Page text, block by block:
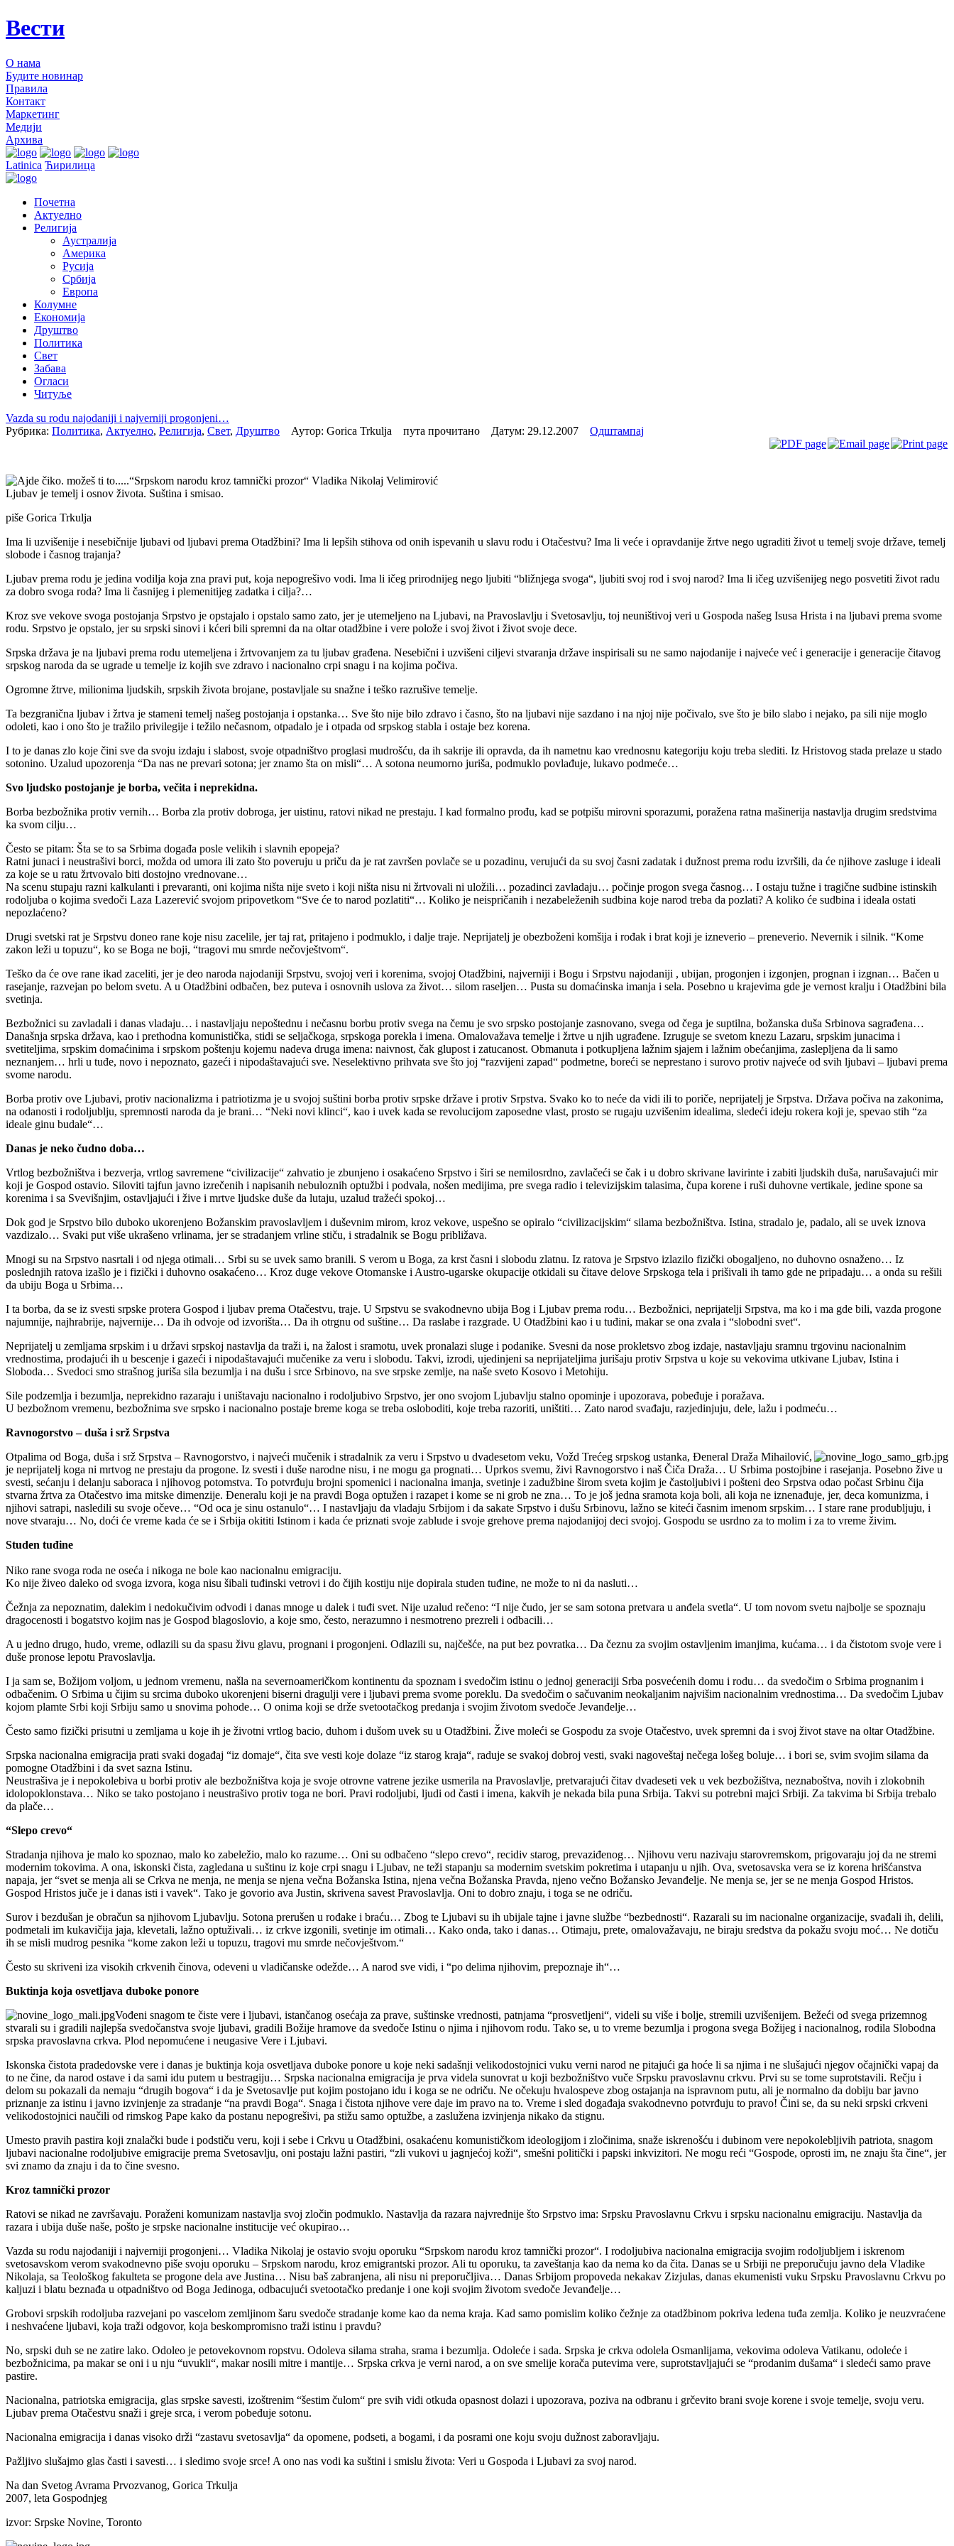
Вести
О нама
Будите новинар
Правила
Контакт
Маркетинг
Медији
Архива
Latinica Ћирилица
Почетна
Актуелно
Религија
Аустралија
Америка
Русија
Србија
Европа
Колумне
Економија
Друштво
Политика
Свет
Забава
Огласи
Читуље
Vazda su rodu najodaniji i najverniji progonjeni…
Рубрика: Политика, Актуелно, Религија, Свет, Друштво Аутор: Gorica Trkulja пута прочитано Датум: 29.12.2007 Одштампај
“Srpskom narodu kroz tamnički prozor“ Vladika Nikolaj Velimirović
Ljubav je temelj i osnov života. Suština i smisao.
piše Gorica Trkulja
Ima li uzvišenije i nesebičnije ljubavi od ljubavi prema Otadžbini? Ima li lepših stihova od onih ispevanih u slavu rodu i Otačestvu? Ima li veće i opravdanije žrtve nego ugraditi život u temelj svoje države, temelj
slobode i časnog trajanja?
Ljubav prema rodu je jedina vodilja koja zna pravi put, koja nepogrešivo vodi. Ima li ičeg prirodnijeg nego ljubiti “bližnjega svoga“, ljubiti svoj rod i svoj narod? Ima li ičeg uzvišenijeg nego posvetiti život radu
za dobro svoga roda? Ima li časnijeg i plemenitijeg zadatka i cilja?…
Kroz sve vekove svoga postojanja Srpstvo je opstajalo i opstalo samo zato, jer je utemeljeno na Ljubavi, na Pravoslavlju i Svetosavlju, toj neuništivoj veri u Gospoda našeg Isusa Hrista i na ljubavi prema svome
rodu. Srpstvo je opstalo, jer su srpski sinovi i kćeri bili spremni da na oltar otadžbine i vere polože i svoj život i život svoje dece.
Srpska država je na ljubavi prema rodu utemeljena i žrtvovanjem za tu ljubav građena. Nesebični i uzvišeni ciljevi stvaranja države inspirisali su ne samo najodanije i najveće već i generacije i generacije čitavog
srpskog naroda da se ugrade u temelje iz kojih sve zdravo i nacionalno crpi snagu i na kojima počiva.
Ogromne žtrve, milionima ljudskih, srpskih života brojane, postavljale su snažne i teško razrušive temelje.
Ta bezgranična ljubav i žrtva je stameni temelj našeg postojanja i opstanka… Sve što nije bilo zdravo i časno, što na ljubavi nije sazdano i na njoj nije počivalo, sve što je bilo slabo i nejako, pa sili nije moglo
odoleti, kao i ono što je tražilo privilegije i težilo nečasnom, otpadalo je i otpada od srpskog stabla i ostaje bez korena.
I to je danas zlo koje čini sve da svoju izdaju i slabost, svoje otpadništvo proglasi mudrošću, da ih sakrije ili opravda, da ih nametnu kao vrednosnu kategoriju koju treba slediti. Iz Hristovog stada prelaze u stado
sotonino. Uzalud upozorenja “Da nas ne prevari sotona; jer znamo šta on misli“… A sotona neumorno juriša, podmuklo povlađuje, lukavo podmeće…
Svo ljudsko postojanje je borba, večita i neprekidna.
Borba bezbožnika protiv vernih… Borba zla protiv dobroga, jer uistinu, ratovi nikad ne prestaju. I kad formalno prođu, kad se potpišu mirovni sporazumi, poražena ratna mašinerija nastavlja drugim sredstvima
ka svom cilju…
Često se pitam: Šta se to sa Srbima događa posle velikih i slavnih epopeja?
Ratni junaci i neustrašivi borci, možda od umora ili zato što poveruju u priču da je rat završen povlače se u pozadinu, verujući da su svoj časni zadatak i dužnost prema rodu izvršili, da će njihove zasluge i ideali
za koje se u ratu žrtvovalo biti dostojno vrednovane…
Na scenu stupaju razni kalkulanti i prevaranti, oni kojima ništa nije sveto i koji ništa nisu ni žrtvovali ni uložili… pozadinci zavladaju… počinje progon svega časnog… I ostaju tužne i tragične sudbine istinskih
rodoljuba o kojima svedoči Laza Lazerević svojom pripovetkom “Sve će to narod pozlatiti“… Koliko je neispričanih i nezabeleženih sudbina koje narod treba da pozlati? A koliko će sudbina i ideala ostati
nepozlaćeno?
Drugi svetski rat je Srpstvu doneo rane koje nisu zacelile, jer taj rat, pritajeno i podmuklo, i dalje traje. Neprijatelj je obezboženi komšija i rođak i brat koji je izneverio – preneverio. Nevernik i silnik. “Kome
zakon leži u topuzu“, ko se Boga ne boji, “tragovi mu smrde nečovještvom“.
Teško da će ove rane ikad zaceliti, jer je deo naroda najodaniji Srpstvu, svojoj veri i korenima, svojoj Otadžbini, najverniji i Bogu i Srpstvu najodaniji , ubijan, progonjen i izgonjen, prognan i izgnan… Bačen u
rasejanje, razvejan po belom svetu. A u Otadžbini odbačen, bez puteva i osnovnih uslova za život… silom raseljen… Pusta su domaćinska imanja i sela. Posebno u krajevima gde je vernost kralju i Otadžbini bila
svetinja.
Bezbožnici su zavladali i danas vladaju… i nastavljaju nepoštednu i nečasnu borbu protiv svega na čemu je svo srpsko postojanje zasnovano, svega od čega je suptilna, božanska duša Srbinova sagrađena…
Današnja srpska država, kao i prethodna komunistička, stidi se seljačkoga, srpskoga porekla i imena. Omalovažava temelje i žrtve u njih ugrađene. Izruguje se svetom knezu Lazaru, srpskim junacima i
svetiteljima, srpskim domaćinima i srpskom poštenju kojemu nadeva druga imena: naivnost, čak glupost i zatucanost. Obmanuta i potkupljena lažnim sjajem i lažnim obećanjima, zaslepljena da li samo
neznanjem… hrli u tuđe, novo i nepoznato, gazeći i nipodaštavajući sve. Neselektivno prihvata sve što joj “razvijeni zapad“ podmetne, boreći se neprestano i surovo protiv najveće od svih ljubavi – ljubavi prema
svome narodu.
Borba protiv ove Ljubavi, protiv nacionalizma i patriotizma je u svojoj suštini borba protiv srpske države i protiv Srpstva. Svako ko to neće da vidi ili to poriče, neprijatelj je Srpstva. Država počiva na zakonima,
na odanosti i rodoljublju, spremnosti naroda da je brani… “Neki novi klinci“, kao i uvek kada se revolucijom zaposedne vlast, prosto se rugaju uzvišenim idealima, sledeći ideju rokera koji je, spevao stih “za
ideale ginu budale“…
Danas je neko čudno doba…
Vrtlog bezbožništva i bezverja, vrtlog savremene “civilizacije“ zahvatio je zbunjeno i osakaćeno Srpstvo i širi se nemilosrdno, zavlačeći se čak i u dobro skrivane lavirinte i zabiti ljudskih duša, narušavajući mir
koji je Gospod ostavio. Siloviti tajfun javno izrečenih i napisanih nebuloznih optužbi i podvala, nošen medijima, pre svega radio i televizijskim talasima, čupa korene i ruši duhovne vertikale, jedine spone sa
korenima i sa Svevišnjim, ostavljajući i žive i mrtve ljudske duše da lutaju, uzalud tražeći spokoj…
Dok god je Srpstvo bilo duboko ukorenjeno Božanskim pravoslavljem i duševnim mirom, kroz vekove, uspešno se opiralo “civilizacijskim“ silama bezbožništva. Istina, stradalo je, padalo, ali se uvek iznova
vazdizalo… Svaki put više ukrašeno vrlinama, jer se stradanjem vrline stiču, i stradalnik se Bogu približava.
Mnogi su na Srpstvo nasrtali i od njega otimali… Srbi su se uvek samo branili. S verom u Boga, za krst časni i slobodu zlatnu. Iz ratova je Srpstvo izlazilo fizički obogaljeno, no duhovno osnaženo… Iz
poslednjih ratova izašlo je i fizički i duhovno osakaćeno… Kroz duge vekove Otomanske i Austro-ugarske okupacije otkidali su čitave delove Srpskoga tela i prišivali ih tamo gde ne pripadaju… a onda su rešili
da ubiju Boga u Srbima…
I ta borba, da se iz svesti srpske protera Gospod i ljubav prema Otačestvu, traje. U Srpstvu se svakodnevno ubija Bog i Ljubav prema rodu… Bezbožnici, neprijatelji Srpstva, ma ko i ma gde bili, vazda progone
najumnije, najhrabrije, najvernije… Da ih odvoje od izvorišta… Da ih otrgnu od suštine… Da raslabe i razgrade. U Otadžbini kao i u tuđini, makar se ona zvala i “slobodni svet“.
Neprijatelj u zemljama srpskim i u državi srpskoj nastavlja da traži i, na žalost i sramotu, uvek pronalazi sluge i podanike. Svesni da nose prokletsvo zbog izdaje, nastavljaju sramnu trgovinu nacionalnim
vrednostima, prodajući ih u bescenje i gazeći i nipodaštavajući mučenike za veru i slobodu. Takvi, izrodi, ujedinjeni sa neprijateljima jurišaju protiv Srpstva u koje su vekovima utkivane Ljubav, Istina i
Sloboda… Svedoci smo strašnog juriša sila bezumlja i na dušu i srce Srbinovo, na sve srpske zemlje, na naše sveto Kosovo i Metohiju.
Sile podzemlja i bezumlja, neprekidno razaraju i uništavaju nacionalno i rodoljubivo Srpstvo, jer ono svojom Ljubavlju stalno opominje i upozorava, pobeđuje i poražava.
U bezbožnom vremenu, bezbožnima sve srpsko i nacionalno postaje breme koga se treba osloboditi, koje treba razoriti, uništiti… Zato narod svađaju, razjedinjuju, dele, lažu i podmeću…
Ravnogorstvo – duša i srž Srpstva
Otpalima od Boga, duša i srž Srpstva – Ravnogorstvo, i najveći mučenik i stradalnik za veru i Srpstvo u dvadesetom veku, Vožd Trećeg srpskog ustanka, Đeneral Draža Mihailović,
je neprijatelj koga ni mrtvog ne prestaju da progone. Iz svesti i duše narodne nisu, i ne mogu ga prognati… Uprkos svemu, živi Ravnogorstvo i naš Čiča Draža… U Srbima postojbine i rasejanja. Posebno žive u
svesti, sećanju i delanju saboraca i njihovog potomstva. To potvrđuju brojni spomenici i nacionalna imanja, svetinje i zadužbine širom sveta kojim je častoljubivi i pošteni deo Srpstva odao počast Srbinu čija
stvarna žrtva za Otačestvo ima mitske dimenzije. Đeneralu koji je na pravdi Boga optužen i razapet i kome se ni grob ne zna… To je još jedna sramota koja boli, ali koja ne iznenađuje, jer, deca komunizma, i
njihovi satrapi, nasledili su svoje očeve… “Od oca je sinu ostanulo“… I nastavljaju da vladaju Srbijom i da sakate Srpstvo i dušu Srbinovu, lažno se kiteći časnim imenom srpskim… I stare rane produbljuju, i
nove stvaraju… No, doći će vreme kada će se i Srbija okititi Istinom i kada će priznati svoje zablude i svoje grehove prema najodanijoj deci svojoj. Gospodu se usrdno za to molim i za to vreme živim.
Studen tuđine
Niko rane svoga roda ne oseća i nikoga ne bole kao nacionalnu emigraciju.
Ko nije živeo daleko od svoga izvora, koga nisu šibali tuđinski vetrovi i do čijih kostiju nije dopirala studen tuđine, ne može to ni da nasluti…
Čežnja za nepoznatim, dalekim i nedokučivim odvodi i danas mnoge u dalek i tuđi svet. Nije uzalud rečeno: “I nije čudo, jer se sam sotona pretvara u anđela svetla“. U tom novom svetu najbolje se spoznaju
dragocenosti i bogatstvo kojim nas je Gospod blagoslovio, a koje smo, često, nerazumno i nesmotreno prezreli i odbacili…
A u jedno drugo, hudo, vreme, odlazili su da spasu živu glavu, prognani i progonjeni. Odlazili su, najčešće, na put bez povratka… Da čeznu za svojim ostavljenim imanjima, kućama… i da čistotom svoje vere i
duše pronose lepotu Pravoslavlja.
I ja sam se, Božijom voljom, u jednom vremenu, našla na severnoameričkom kontinentu da spoznam i svedočim istinu o jednoj generaciji Srba posvećenih domu i rodu… da svedočim o Srbima prognanim i
odbačenim. O Srbima u čijim su srcima duboko ukorenjeni biserni dragulji vere i ljubavi prema svome poreklu. Da svedočim o sačuvanim neokaljanim najvišim nacionalnim vrednostima… Da svedočim Ljubav
kojom plamte Srbi koji Srbiju samo u snovima pohode… O onima koji se drže svetootačkog predanja i svojim životom svedoče Jevanđelje…
Često samo fizički prisutni u zemljama u koje ih je životni vrtlog bacio, duhom i dušom uvek su u Otadžbini. Žive moleći se Gospodu za svoje Otačestvo, uvek spremni da i svoj život stave na oltar Otadžbine.
Srpska nacionalna emigracija prati svaki događaj “iz domaje“, čita sve vesti koje dolaze “iz starog kraja“, raduje se svakoj dobroj vesti, svaki nagoveštaj nečega lošeg boluje… i bori se, svim svojim silama da
pomogne Otadžbini i da svet sazna Istinu.
Neustrašiva je i nepokolebiva u borbi protiv ale bezbožništva koja je svoje otrovne vatrene jezike usmerila na Pravoslavlje, pretvarajući čitav dvadeseti vek u vek bezbožištva, neznaboštva, novih i zlokobnih
idolopoklonstava… Niko se tako postojano i neustrašivo protiv toga ne bori. Pravi rodoljubi, ljudi od časti i imena, kakvih je nekada bila puna Srbija. Takvi su potrebni majci Srbiji. Za takvima bi Srbija trebalo
da plače…
“Slepo crevo“
Stradanja njihova je malo ko spoznao, malo ko zabeležio, malo ko razume… Oni su odbačeno “slepo crevo“, recidiv starog, prevaziđenog… Njihovu veru nazivaju starovremskom, prigovaraju joj da ne stremi
modernim tokovima. A ona, iskonski čista, zagledana u suštinu iz koje crpi snagu i Ljubav, ne teži stapanju sa modernim svetskim pokretima i utapanju u njih. Ova, svetosavska vera se iz korena hrišćanstva
napaja, jer “svet se menja ali se Crkva ne menja, ne menja se njena večna Božanska Istina, njena večna Božanska Pravda, njeno večno Božansko Jevanđelje. Ne menja se, jer se ne menja Gospod Hristos.
Gospod Hristos juče je i danas isti i vavek“. Tako je govorio ava Justin, skrivena savest Pravoslavlja. Oni to dobro znaju, i toga se ne odriču.
Surov i bezdušan je obračun sa njihovom Ljubavlju. Sotona prerušen u rođake i braću… Zbog te Ljubavi su ih ubijale tajne i javne službe “bezbednosti“. Razarali su im nacionalne organizacije, svađali ih, delili,
podmetali im kukavičija jaja, klevetali, lažno optuživali… iz crkve izgonili, svetinje im otimali… Kako onda, tako i danas… Otimaju, prete, omalovažavaju, ne biraju sredstva da pokažu svoju moć… Ne dotiču
ih se misli mudrog pesnika “kome zakon leži u topuzu, tragovi mu smrde nečovještvom.“
Često su skriveni iza visokih crkvenih činova, odeveni u vladičanske odežde… A narod sve vidi, i “po delima njihovim, prepoznaje ih“…
Buktinja koja osvetljava duboke ponore
Vođeni snagom te čiste vere i ljubavi, istančanog osećaja za prave, suštinske vrednosti, patnjama “prosvetljeni“, videli su više i bolje, stremili uzvišenijem. Bežeći od svega prizemnog
stvarali su i gradili najlepša svedočanstva svoje ljubavi, gradili Božije hramove da svedoče Istinu o njima i njihovom rodu. Tako se, u to vreme bezumlja i progona svega Božijeg i nacionalnog, rodila Slobodna
srpska pravoslavna crkva. Plod nepomućene i neugasive Vere i Ljubavi.
Iskonska čistota pradedovske vere i danas je buktinja koja osvetljava duboke ponore u koje neki sadašnji velikodostojnici vuku verni narod ne pitajući ga hoće li sa njima i ne slušajući njegov očajnički vapaj da
to ne čine, da narod ostave i da sami idu putem u bestragiju… Srpska nacionalna emigracija je prva videla sunovrat u koji bezbožništvo vuče Srpsku pravoslavnu crkvu. Prvi su se tome suprotstavili. Rečju i
delom su pokazali da nemaju “drugih bogova“ i da je Svetosavlje put kojim postojano idu i koga se ne odriču. Ne očekuju hvalospeve zbog ostajanja na ispravnom putu, ali je normalno da dobiju bar javno
priznanje za istinu i javno izvinjenje za stradanje “na pravdi Boga“. Snaga i čistota njihove vere daje im pravo na to. Vreme i sled događaja svakodnevno potvrđuju to pravo! Čini se, da su neki srpski crkveni
velikodostojnici naučili od rimskog Pape kako da postanu nepogrešivi, pa stižu samo optužbe, a zaslužena izvinjenja nikako da stignu.
Umesto pravih pastira koji znalački bude i podstiču veru, koji i sebe i Crkvu u Otadžbini, osakaćenu komunističkom ideologijom i zločinima, snaže iskrenošću i dubinom vere nepokolebljivih patriota, snagom
ljubavi nacionalne rodoljubive emigracije prema Svetosavlju, oni postaju lažni pastiri, “zli vukovi u jagnjećoj koži“, smešni politički i papski inkvizitori. Ne mogu reći “Gospode, oprosti im, ne znaju šta čine“, jer
svi znamo da znaju i da to čine svesno.
Kroz tamnički prozor
Ratovi se nikad ne završavaju. Poraženi komunizam nastavlja svoj zločin podmuklo. Nastavlja da razara najvrednije što Srpstvo ima: Srpsku Pravoslavnu Crkvu i srpsku nacionalnu emigraciju. Nastavlja da
razara i ubija duše naše, pošto je srpske nacionalne institucije već okupirao…
Vazda su rodu najodaniji i najverniji progonjeni… Vladika Nikolaj je ostavio svoju oporuku “Srpskom narodu kroz tamnički prozor“. I rodoljubiva nacionalna emigracija svojim rodoljubljem i iskrenom
svetosavskom verom svakodnevno piše svoju oporuku – Srpskom narodu, kroz emigrantski prozor. Ali tu oporuku, ta zaveštanja kao da nema ko da čita. Danas se u Srbiji ne preporučuju javno dela Vladike
Nikolaja, sa Teološkog fakulteta se progone dela ave Justina… Nisu baš zabranjena, ali nisu ni preporučljiva… Danas Srbijom propoveda nekakav Zizjulas, danas ekumenisti vuku Srpsku Pravoslavnu Crkvu po
kaljuzi i blatu beznađa u otpadništvo od Boga Jedinoga, odbacujući svetootačko predanje i one koji svojim životom svedoče Jevanđelje…
Grobovi srpskih rodoljuba razvejani po vascelom zemljinom šaru svedoče stradanje kome kao da nema kraja. Kad samo pomislim koliko čežnje za otadžbinom pokriva ledena tuđa zemlja. Koliko je neuzvraćene
i neshvaćene ljubavi, koja traži odgovor, koja beskompromisno traži istinu i pravdu?
No, srpski duh se ne zatire lako. Odoleo je petovekovnom ropstvu. Odoleva silama straha, srama i bezumlja. Odoleće i sada. Srpska je crkva odolela Osmanlijama, vekovima odoleva Vatikanu, odoleće i
bezbožnicima, pa makar se oni i u nju “uvukli“, makar nosili mitre i mantije… Srpska crkva je verni narod, a on sve smelije korača putevima vere, suprotstavljajući se “prodanim dušama“ i sledeći samo prave
pastire.
Nacionalna, patriotska emigracija, glas srpske savesti, izoštrenim “šestim čulom“ pre svih vidi otkuda opasnost dolazi i upozorava, poziva na odbranu i grčevito brani svoje korene i svoje temelje, svoju veru.
Ljubav prema Otačestvu snaži i greje srca, i verom pobeđuje sotonu.
Nacionalna emigracija i danas visoko drži “zastavu svetosavlja“ da opomene, podseti, a bogami, i da posrami one koju svoju dužnost zaboravljaju.
Pažljivo slušajmo glas časti i savesti… i sledimo svoje srce! A ono nas vodi ka suštini i smislu života: Veri u Gospoda i Ljubavi za svoj narod.
Na dan Svetog Avrama Prvozvanog, Gorica Trkulja
2007, leta Gospodnjeg
izvor: Srpske Novine, Toronto